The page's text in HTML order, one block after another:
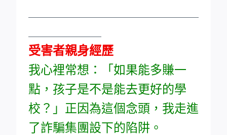
受害者親身經歷
我心裡常想：「如果能多賺一
點，孩子是不是能去更好的學
校？」正因為這個念頭，我走進
了詐騙集團設下的陷阱。